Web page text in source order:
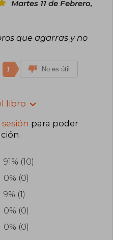
Martes 11 de Febrero,
que agarras y no
1 No es útil
libro
para poder
.
91% (10)
0% (0)
9% (1)
0% (0)
0% (0)